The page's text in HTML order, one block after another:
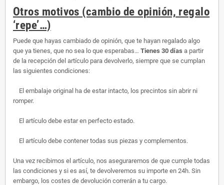
Otros motivos (cambio de opinión, regalo
‘repe’…)
Puede que hayas cambiado de opinión, que te hayan regalado algo
que ya tienes, que no sea lo que esperabas… Tienes 30 días a partir
de la recepción del artículo para devolverlo, siempre que se cumplan
las siguientes condiciones:
El embalaje original ha de estar intacto, los precintos sin abrir ni
romper.
El artículo debe estar en perfecto estado.
El artículo debe contener todas sus piezas y complementos.
Una vez recibimos el artículo, nos aseguraremos de que cumple todas
las condiciones y si es así, te devolveremos su importe en 24h. Sin
embargo, los costes de devolución correrán a tu cargo.